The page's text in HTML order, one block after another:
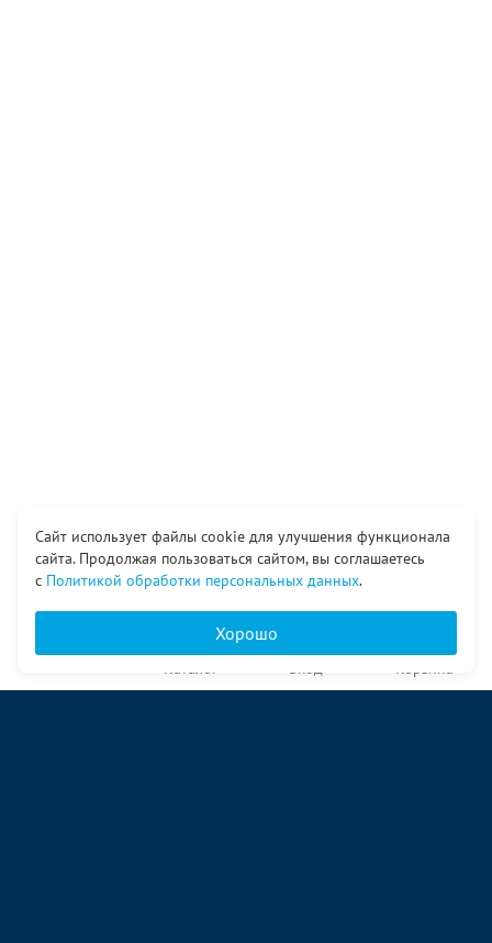
Сайт использует файлы cookie для улучшения функционала
сайта. Продолжая пользоваться сайтом, вы соглашаетесь
с Политикой обработки персональных данных.
Хорошо